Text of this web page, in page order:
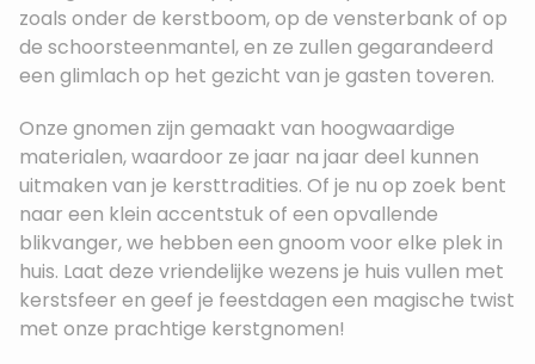
zoals onder de kerstboom, op de vensterbank of op
de schoorsteenmantel, en ze zullen gegarandeerd
een glimlach op het gezicht van je gasten toveren.
Onze gnomen zijn gemaakt van hoogwaardige
materialen, waardoor ze jaar na jaar deel kunnen
uitmaken van je kersttradities. Of je nu op zoek bent
naar een klein accentstuk of een opvallende
blikvanger, we hebben een gnoom voor elke plek in
huis. Laat deze vriendelijke wezens je huis vullen met
kerstsfeer en geef je feestdagen een magische twist
met onze prachtige kerstgnomen!